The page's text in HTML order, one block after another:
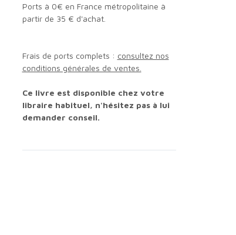
Ports à 0€ en France métropolitaine à
partir de 35 € d'achat.
Frais de ports complets : consultez nos
conditions générales de ventes.
Ce livre est disponible chez votre
libraire habituel, n'hésitez pas à lui
demander conseil.